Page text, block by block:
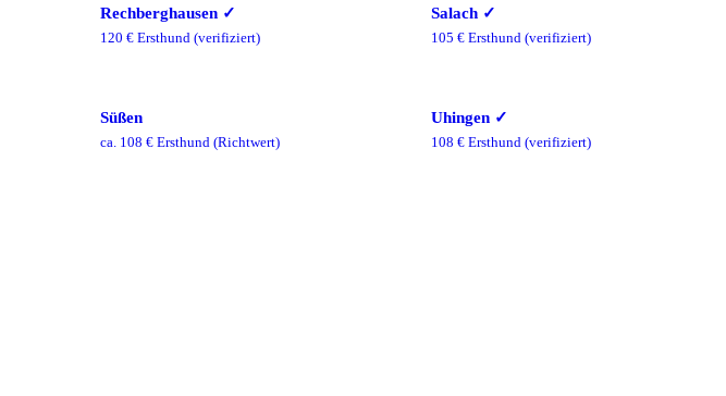
Rechberghausen ✓
120 € Ersthund (verifiziert)
Salach ✓
105 € Ersthund (verifiziert)
Süßen
ca. 108 € Ersthund (Richtwert)
Uhingen ✓
108 € Ersthund (verifiziert)